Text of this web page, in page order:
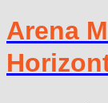
Arena